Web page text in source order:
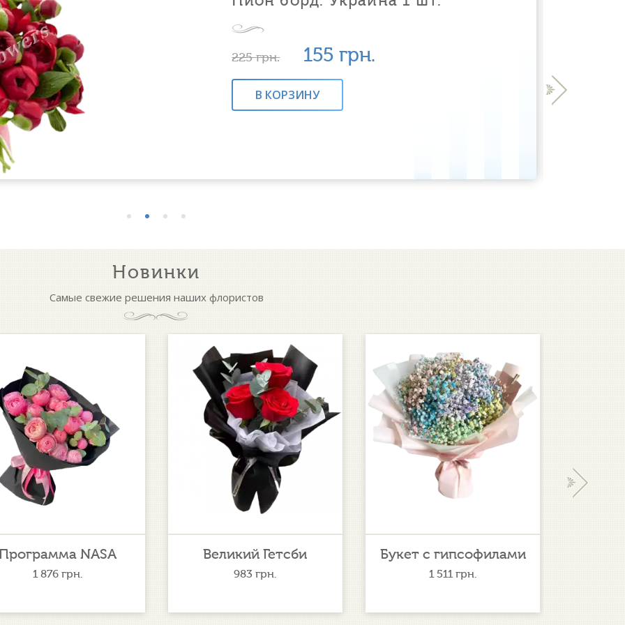
225грн. 155грн.
В КОРЗИНУ
›
Новинки
Самые свежие решения наших флористов
NASA
1 876грн.
Великий Гетсби
983грн.
Букет с гипсофилами
1 511грн.
›